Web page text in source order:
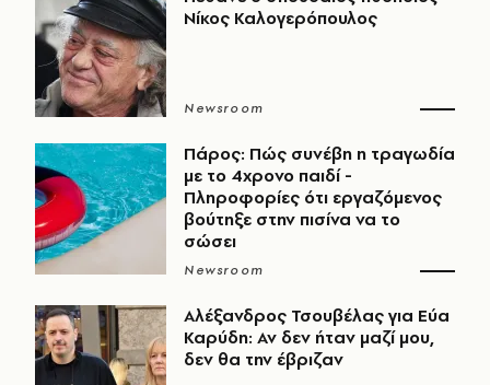
Νίκος Καλογερόπουλος
Newsroom
Πάρος: Πώς συνέβη η τραγωδία
με το 4χρονο παιδί -
Πληροφορίες ότι εργαζόμενος
βούτηξε στην πισίνα να το
σώσει
Newsroom
Αλέξανδρος Τσουβέλας για Εύα
Καρύδη: Αν δεν ήταν μαζί μου,
δεν θα την έβριζαν